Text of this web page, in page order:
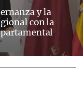
y la
con la